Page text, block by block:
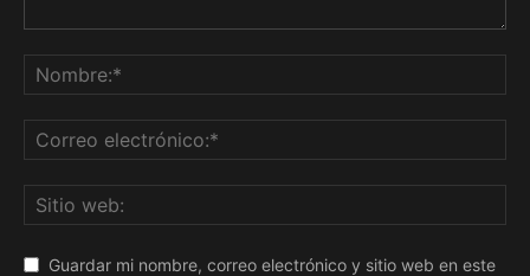
Guardar mi nombre, correo electrónico y sitio web en este